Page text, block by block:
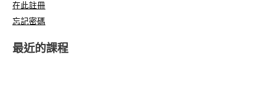
在此註冊
忘記密碼
最近的課程